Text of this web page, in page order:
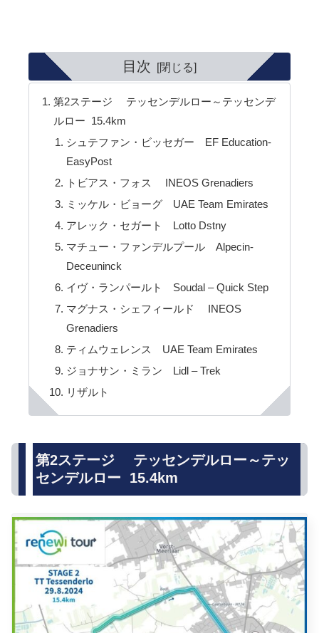
目次
第2ステージ テッセンデルロー～テッセンデ
ルロー 15.4km
シュテファン・ビッセガー EF Education-
EasyPost
トビアス・フォス INEOS Grenadiers
ミッケル・ビョーグ UAE Team Emirates
アレック・セガート Lotto Dstny
マチュー・ファンデルプール Alpecin-
Deceuninck
イヴ・ランパールト Soudal – Quick Step
マグナス・シェフィールド INEOS
Grenadiers
ティムウェレンス UAE Team Emirates
ジョナサン・ミラン Lidl – Trek
リザルト
第2ステージ テッセンデルロー～テッ
センデルロー 15.4km